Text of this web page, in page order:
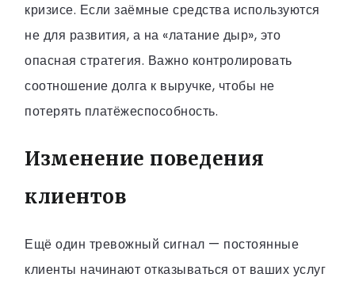
кризисе. Если заёмные средства используются
не для развития, а на «латание дыр», это
опасная стратегия. Важно контролировать
соотношение долга к выручке, чтобы не
потерять платёжеспособность.
Изменение поведения
клиентов
Ещё один тревожный сигнал — постоянные
клиенты начинают отказываться от ваших услуг